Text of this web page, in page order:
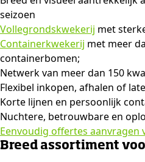
seizoen
Vollegrondskwekerij met
Containerkwekerij met meer
containerbomen;
Netwerk van meer dan 150
Flexibel inkopen, afhalen of
Korte lijnen en persoonlijk
Nuchtere, betrouwbare en
Eenvoudig offertes aanvragen
Breed assortiment